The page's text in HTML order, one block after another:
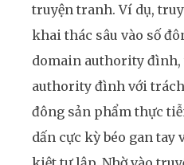
truyện tranh. Ví dụ,
khai thác sâu vào số
domain authority
authority đình với
đông sản phẩm thực
dấn cực kỳ béo gan